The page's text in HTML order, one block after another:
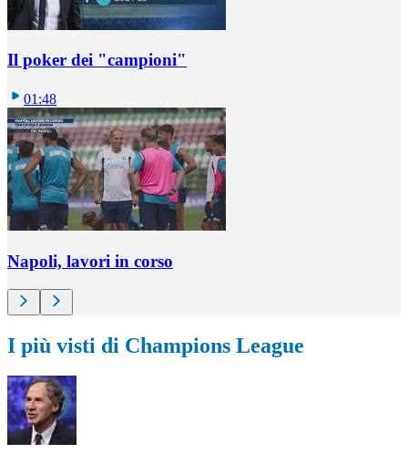
Il poker dei "campioni"
01:48
Napoli, lavori in corso
I più visti di Champions League